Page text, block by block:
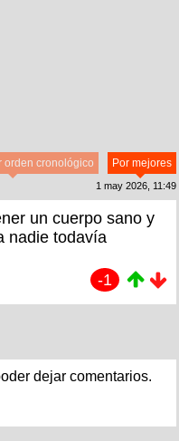
Por mejores
orden cronológico
1 may 2026, 11:49
un cuerpo sano y
nadie todavía
-1
dejar comentarios.